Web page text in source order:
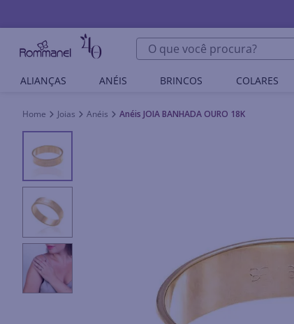
O que você procura?
ALIANÇAS ANÉIS BRINCOS COLARES
Joias Anéis Anéis JOIA BANHADA OURO 18K